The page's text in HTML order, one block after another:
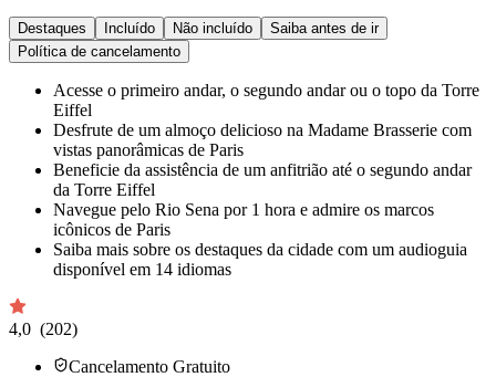
Destaques Incluído Não incluído
Saiba antes de ir
Política de cancelamento
Acesse o primeiro andar, o segundo andar ou o topo da Torre
Eiffel
Desfrute de um almoço delicioso na Madame Brasserie com
vistas panorâmicas de Paris
Beneficie da assistência de um anfitrião até o segundo andar
da Torre Eiffel
Navegue pelo Rio Sena por 1 hora e admire os marcos
icônicos de Paris
Saiba mais sobre os destaques da cidade com um audioguia
disponível em 14 idiomas
4,0 (202)
Cancelamento Gratuito